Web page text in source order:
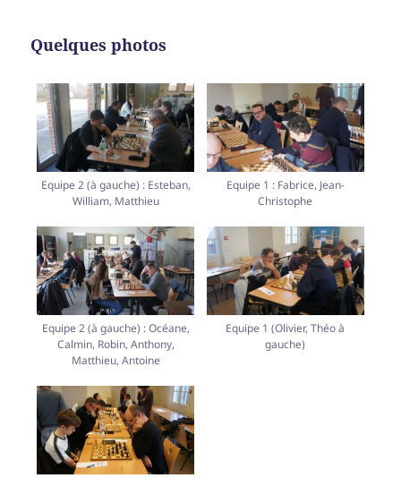
Quelques photos
Equipe 2 (à gauche) : Esteban,
William, Matthieu
Equipe 1 : Fabrice, Jean-
Christophe
Equipe 2 (à gauche) : Océane,
Calmin, Robin, Anthony,
Matthieu, Antoine
Equipe 1 (Olivier, Théo à
gauche)